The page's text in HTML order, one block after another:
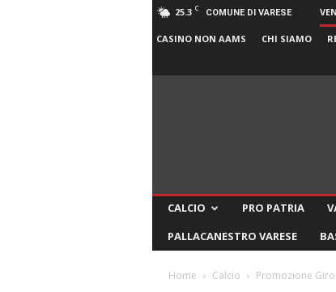
25.3 C COMUNE DI VARESE
CASINO NON AAMS CHI SIAMO
CALCIO PRO PATRIA
PALLACANESTRO VARESE
Home Calcio Promozione